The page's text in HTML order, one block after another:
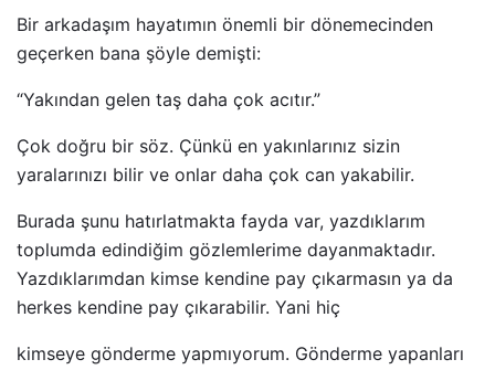
Bir arkadaşım hayatımın önemli bir dönemecinden
geçerken bana şöyle demişti:
“Yakından gelen taş daha çok acıtır.”
Çok doğru bir söz. Çünkü en yakınlarınız sizin
yaralarınızı bilir ve onlar daha çok can yakabilir.
Burada şunu hatırlatmakta fayda var, yazdıklarım
toplumda edindiğim gözlemlerime dayanmaktadır.
Yazdıklarımdan kimse kendine pay çıkarmasın ya da
herkes kendine pay çıkarabilir. Yani hiç
kimseye gönderme yapmıyorum. Gönderme yapanları